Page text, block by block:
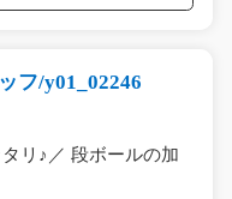
フ/y01_02246
リ♪／ 段ボールの加